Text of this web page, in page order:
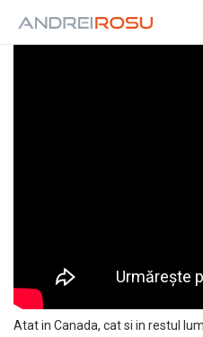
Atat in Canada, cat si in restul